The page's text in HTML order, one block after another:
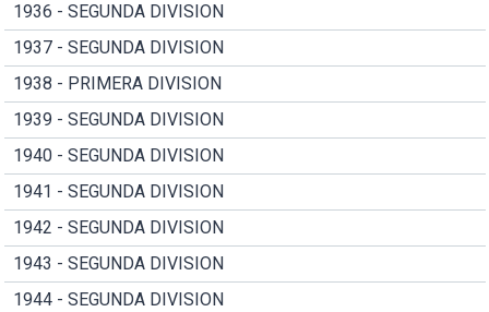
1936 - SEGUNDA DIVISION
1937 - SEGUNDA DIVISION
1938 - PRIMERA DIVISION
1939 - SEGUNDA DIVISION
1940 - SEGUNDA DIVISION
1941 - SEGUNDA DIVISION
1942 - SEGUNDA DIVISION
1943 - SEGUNDA DIVISION
1944 - SEGUNDA DIVISION